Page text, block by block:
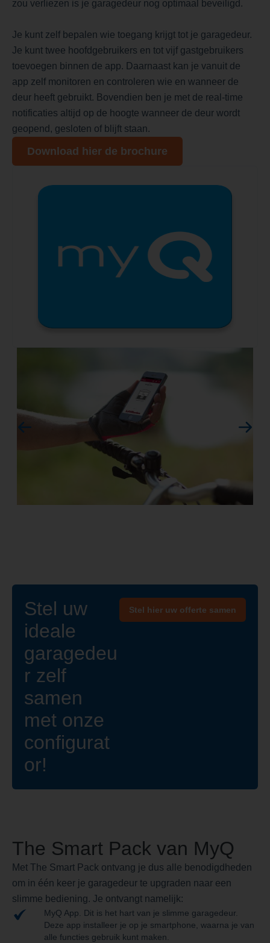
zou verliezen is je garagedeur nog optimaal beveiligd.
Je kunt zelf bepalen wie toegang krijgt tot je garagedeur.
Je kunt twee hoofdgebruikers en tot vijf gastgebruikers
toevoegen binnen de app. Daarnaast kan je vanuit de
app zelf monitoren en controleren wie en wanneer de
deur heeft gebruikt. Bovendien ben je met de real-time
notificaties altijd op de hoogte wanneer de deur wordt
geopend, gesloten of blijft staan.
Download hier de brochure
Stel uw
ideale
garagedeu
r zelf
samen
met onze
configurat
or!
Stel hier uw offerte samen
The Smart Pack van MyQ
Met The Smart Pack ontvang je dus alle benodigdheden
om in één keer je garagedeur te upgraden naar een
slimme bediening. Je ontvangt namelijk:
MyQ App. Dit is het hart van je slimme garagedeur.
Deze app installeer je op je smartphone, waarna je van
alle functies gebruik kunt maken.